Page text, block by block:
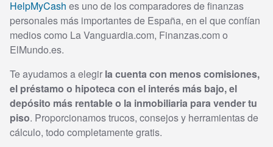
HelpMyCash es uno de los comparadores de finanzas
personales más importantes de España, en el que confían
medios como La Vanguardia.com, Finanzas.com o
ElMundo.es.
Te ayudamos a elegir la cuenta con menos comisiones,
el préstamo o hipoteca con el interés más bajo, el
depósito más rentable o la inmobiliaria para vender tu
piso. Proporcionamos trucos, consejos y herramientas de
cálculo, todo completamente gratis.